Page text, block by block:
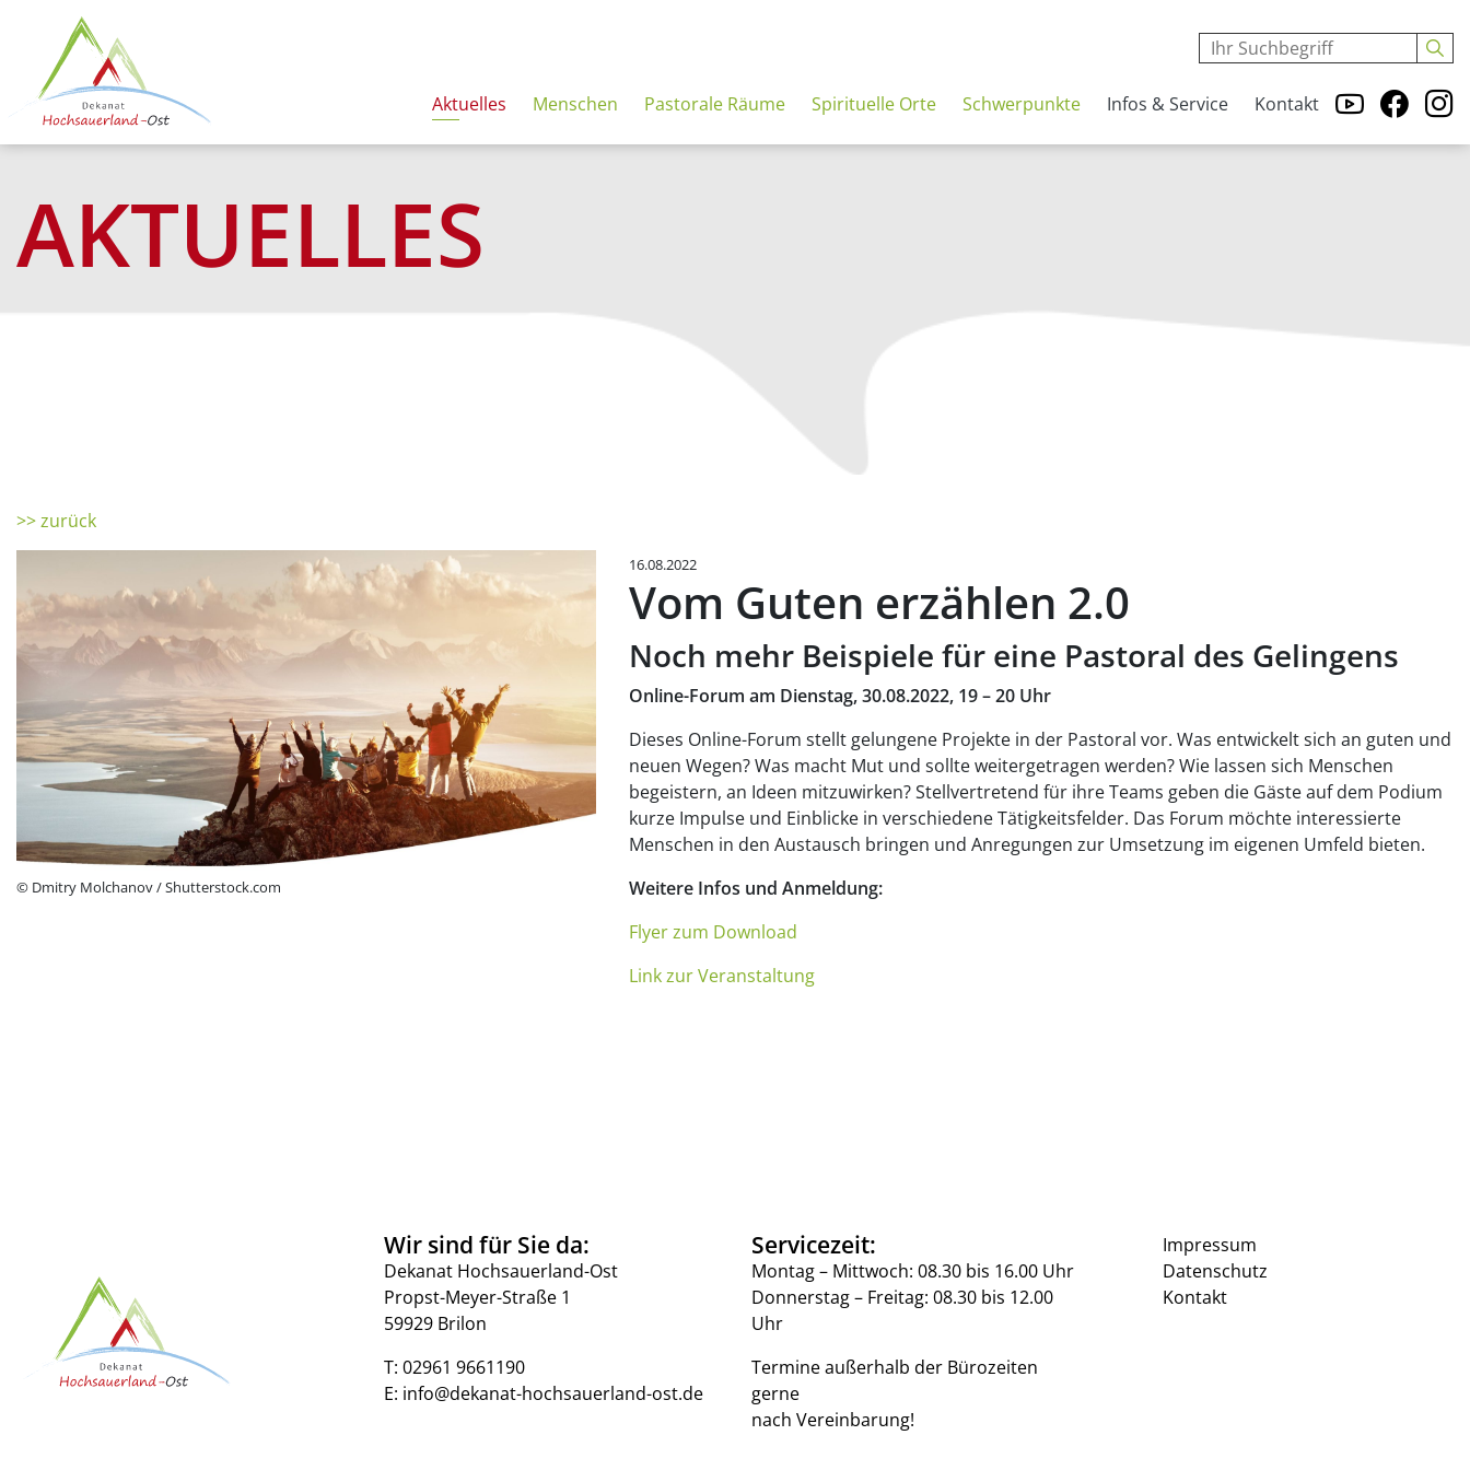
Aktuelles Menschen Pastorale Räume Spirituelle Orte Schwerpunkte Infos & Service Kontakt
AKTUELLES
>> zurück
© Dmitry Molchanov / Shutterstock.com
16.08.2022
Vom Guten erzählen 2.0
Noch mehr Beispiele für eine Pastoral des Gelingens
Online-Forum am Dienstag, 30.08.2022, 19 – 20 Uhr
Dieses Online-Forum stellt gelungene Projekte in der Pastoral vor. Was entwickelt sich an guten und
neuen Wegen? Was macht Mut und sollte weitergetragen werden? Wie lassen sich Menschen
begeistern, an Ideen mitzuwirken? Stellvertretend für ihre Teams geben die Gäste auf dem Podium
kurze Impulse und Einblicke in verschiedene Tätigkeitsfelder. Das Forum möchte interessierte
Menschen in den Austausch bringen und Anregungen zur Umsetzung im eigenen Umfeld bieten.
Weitere Infos und Anmeldung:
Flyer zum Download
Link zur Veranstaltung
Wir sind für Sie da:
Dekanat Hochsauerland-Ost
Propst-Meyer-Straße 1
59929 Brilon
T: 02961 9661190
E: info@dekanat-hochsauerland-ost.de
Servicezeit:
Montag – Mittwoch: 08.30 bis 16.00 Uhr
Donnerstag – Freitag: 08.30 bis 12.00
Uhr
Termine außerhalb der Bürozeiten
gerne
nach Vereinbarung!
Impressum
Datenschutz
Kontakt